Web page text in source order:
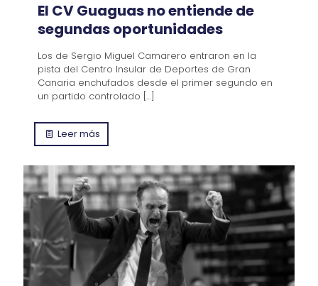
El CV Guaguas no entiende de
segundas oportunidades
Los de Sergio Miguel Camarero entraron en la
pista del Centro Insular de Deportes de Gran
Canaria enchufados desde el primer segundo en
un partido controlado […]
Leer más